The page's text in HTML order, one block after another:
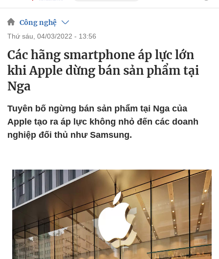
Công nghệ
thứ sáu, 04/03/2022 - 13:56
Các hãng smartphone áp lực lớn
khi Apple dừng bán sản phẩm tại
Nga
Tuyên bố ngừng bán sản phẩm tại Nga của
Apple tạo ra áp lực không nhỏ đến các doanh
nghiệp đối thủ như Samsung.